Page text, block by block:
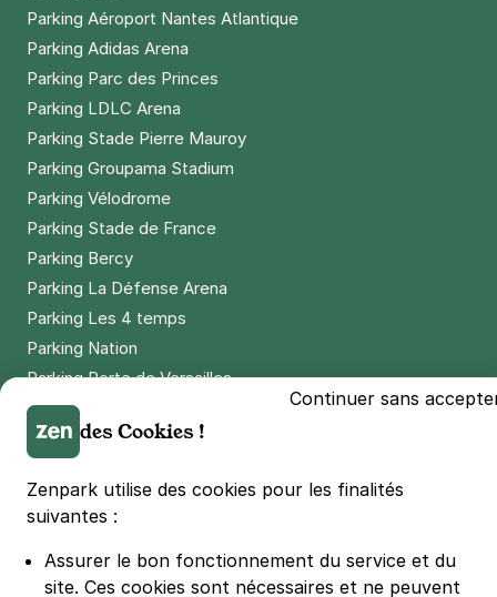
Parking Aéroport Nantes Atlantique
Parking Adidas Arena
Parking Parc des Princes
Parking LDLC Arena
Parking Stade Pierre Mauroy
Parking Groupama Stadium
Parking Vélodrome
Parking Stade de France
Parking Bercy
Parking La Défense Arena
Parking Les 4 temps
Parking Nation
Parking Porte de Versailles
Parking Lille Grand Palais
Parking Euralille
consommation de 20%
Continuer sans
des Cookies !
Zenpark utilise des cookies pour les finalités
suivantes :
Assurer le bon fonctionnement du service et du
site. Ces cookies sont nécessaires et ne peuvent